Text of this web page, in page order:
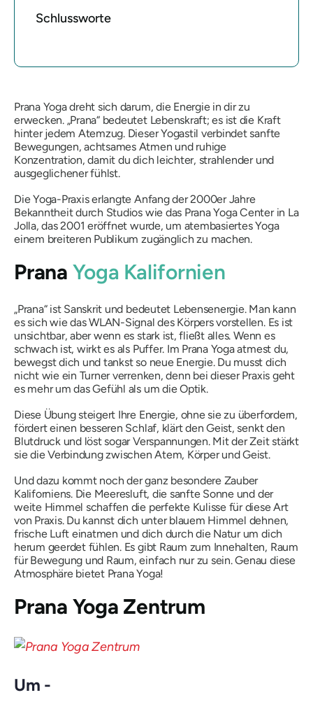
Schlussworte
Prana Yoga dreht sich darum, die Energie in dir zu
erwecken. „Prana“bedeutet Lebenskraft; es ist die Kraft
hinter jedem Atemzug. Dieser Yogastil verbindet sanfte
Bewegungen, achtsames Atmen und ruhige
Konzentration, damit du dich leichter, strahlender und
ausgeglichener fühlst.
Die Yoga-Praxis erlangte Anfang der 2000er Jahre
Bekanntheit durch Studios wie das Prana Yoga Center in La
Jolla, das 2001 eröffnet wurde, um atembasiertes Yoga
einem breiteren Publikum zugänglich zu machen.
Prana Yoga Kalifornien
„Prana“ist Sanskrit und bedeutet Lebensenergie. Man kann
es sich wie das WLAN-Signal des Körpers vorstellen. Es ist
unsichtbar, aber wenn es stark ist, fließt alles. Wenn es
schwach ist, wirkt es als Puffer. Im Prana Yoga atmest du,
bewegst dich und tankst so neue Energie. Du musst dich
nicht wie ein Turner verrenken, denn bei dieser Praxis geht
es mehr um das Gefühl als um die Optik.
Diese Übung steigert Ihre Energie, ohne sie zu überfordern,
fördert einen besseren Schlaf, klärt den Geist, senkt den
Blutdruck und löst sogar Verspannungen. Mit der Zeit stärkt
sie die Verbindung zwischen Atem, Körper und Geist.
Und dazu kommt noch der ganz besondere Zauber
Kaliforniens. Die Meeresluft, die sanfte Sonne und der
weite Himmel schaffen die perfekte Kulisse für diese Art
von Praxis. Du kannst dich unter blauem Himmel dehnen,
frische Luft einatmen und dich durch die Natur um dich
herum geerdet fühlen. Es gibt Raum zum Innehalten, Raum
für Bewegung und Raum, einfach nur zu sein. Genau diese
Atmosphäre bietet Prana Yoga!
Prana Yoga Zentrum
Um -